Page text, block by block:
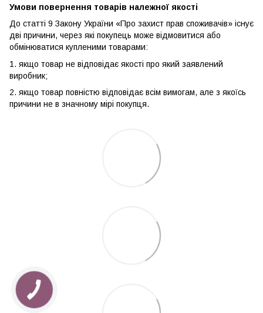
Умови повернення товарів належної якості
До статті 9 Закону України «Про захист прав споживачів» існує
дві причини, через які покупець може відмовитися або
обмінюватися купленими товарами:
1. якщо товар не відповідає якості про який заявлений
виробник;
2. якщо товар повністю відповідає всім вимогам, але з якоїсь
причини не в значному мірі покупця.